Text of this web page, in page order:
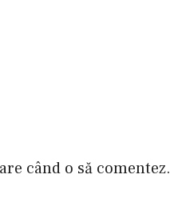
când o să comentez.